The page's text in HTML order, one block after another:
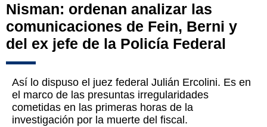
Nisman: ordenan analizar las
comunicaciones de Fein, Berni y
del ex jefe de la Policía Federal
Así lo dispuso el juez federal Julián Ercolini. Es en
el marco de las presuntas irregularidades
cometidas en las primeras horas de la
investigación por la muerte del fiscal.